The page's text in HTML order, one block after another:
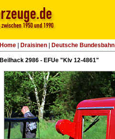
Home Draisinen Deutsche Bundesbahn
Beilhack 2986 - EFUe "Klv 12-4861"